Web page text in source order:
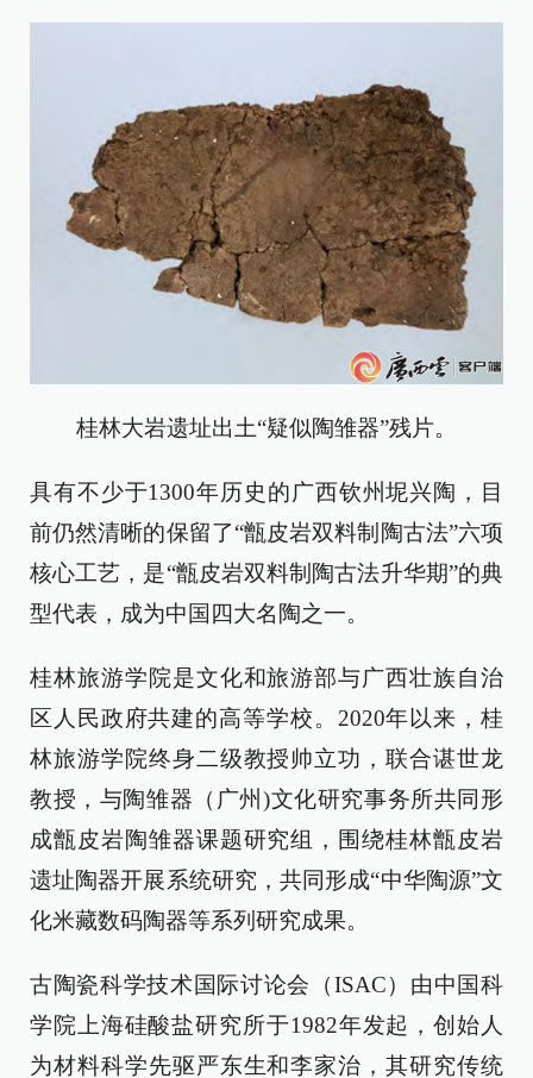
桂林大岩遗址出土“疑似陶雏器”残片。
具有不少于1300年历史的广西钦州坭兴陶，目
前仍然清晰的保留了“甑皮岩双料制陶古法”六项
核心工艺，是“甑皮岩双料制陶古法升华期”的典
型代表，成为中国四大名陶之一。
桂林旅游学院是文化和旅游部与广西壮族自治
区人民政府共建的高等学校。2020年以来，桂
林旅游学院终身二级教授帅立功，联合谌世龙
教授，与陶雏器（广州)文化研究事务所共同形
成甑皮岩陶雏器课题研究组，围绕桂林甑皮岩
遗址陶器开展系统研究，共同形成“中华陶源”文
化米藏数码陶器等系列研究成果。
古陶瓷科学技术国际讨论会（ISAC）由中国科
学院上海硅酸盐研究所于1982年发起，创始人
为材料科学先驱严东生和李家治，其研究传统